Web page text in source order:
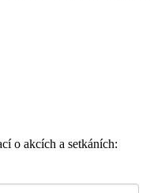
o akcích a setkáních: